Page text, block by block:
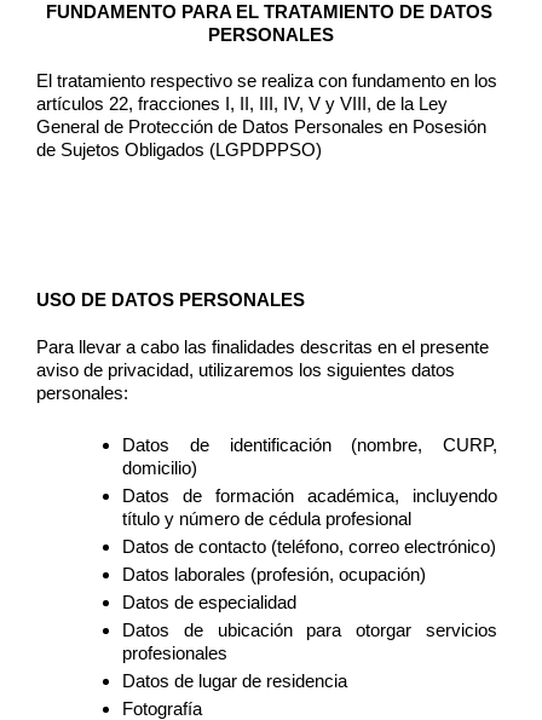
FUNDAMENTO PARA EL TRATAMIENTO DE DATOS
PERSONALES
El tratamiento respectivo se realiza con fundamento en los
artículos 22, fracciones I, II, III, IV, V y VIII, de la Ley
General de Protección de Datos Personales en Posesión
de Sujetos Obligados (LGPDPPSO)
USO DE DATOS PERSONALES
Para llevar a cabo las finalidades descritas en el presente
aviso de privacidad, utilizaremos los siguientes datos
personales:
Datos de identificación (nombre, CURP,
domicilio)
Datos de formación académica, incluyendo
título y número de cédula profesional
Datos de contacto (teléfono, correo electrónico)
Datos laborales (profesión, ocupación)
Datos de especialidad
Datos de ubicación para otorgar servicios
profesionales
Datos de lugar de residencia
Fotografía